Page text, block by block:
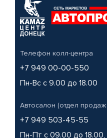
Телефон колл-центра
+7 949 00-00-550
Пн-Вс с 9.00 до 18.00
Автосалон (отдел
+7 949 503-45-55
Пн-Пт с 09.00 до